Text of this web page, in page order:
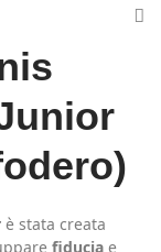
è stata creata
fiducia e